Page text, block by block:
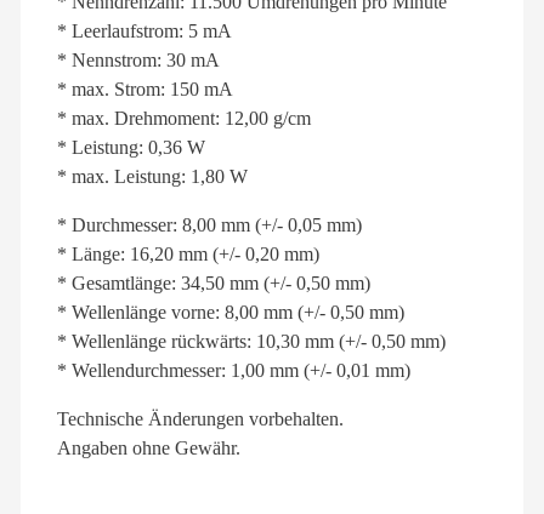
* Leerlaufstrom: 5 mA
* Nennstrom: 30 mA
* max. Strom: 150 mA
* max. Drehmoment: 12,00 g/cm
* Leistung: 0,36 W
* max. Leistung: 1,80 W
* Durchmesser: 8,00 mm (+/- 0,05 mm)
* Länge: 16,20 mm (+/- 0,20 mm)
* Gesamtlänge: 34,50 mm (+/- 0,50 mm)
* Wellenlänge vorne: 8,00 mm (+/- 0,50 mm)
* Wellenlänge rückwärts: 10,30 mm (+/- 0,50 mm)
* Wellendurchmesser: 1,00 mm (+/- 0,01 mm)
Technische Änderungen vorbehalten.
Angaben ohne Gewähr.